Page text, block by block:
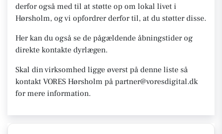
derfor også med til at støtte op om lokal livet i
Hørsholm, og vi opfordrer derfor til, at du støtter disse.
Her kan du også se de pågældende åbningstider og
direkte kontakte dyrlægen.
Skal din virksomhed ligge øverst på denne liste så
kontakt VORES Hørsholm på partner@voresdigital.dk
for mere information.